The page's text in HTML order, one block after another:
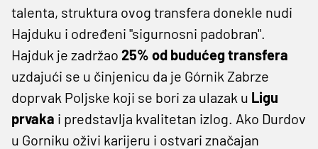
talenta, struktura ovog transfera donekle nudi
Hajduku i određeni "sigurnosni padobran".
Hajduk je zadržao 25% od budućeg transfera
uzdajući se u činjenicu da je Górnik Zabrze
doprvak Poljske koji se bori za ulazak u Ligu
prvaka i predstavlja kvalitetan izlog. Ako Durdov
u Gorniku oživi karijeru i ostvari značajan